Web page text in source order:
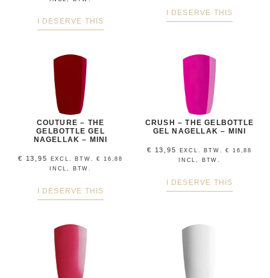
I DESERVE THIS
I DESERVE THIS
COUTURE – THE
GELBOTTLE GEL
NAGELLAK – MINI
€ 13,95 EXCL. BTW.€
16,88
INCL, BTW.
I DESERVE THIS
CRUSH – THE GELBOTTLE
GEL NAGELLAK – MINI
€ 13,95 EXCL. BTW.€
16,88
INCL, BTW.
I DESERVE THIS